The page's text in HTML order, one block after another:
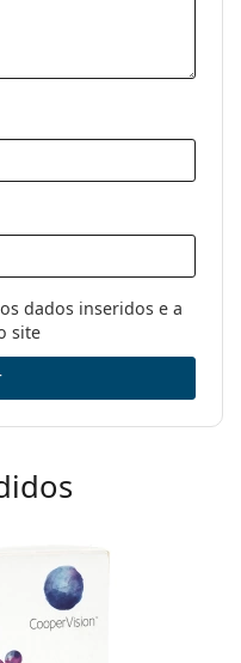
dados inseridos e a
site